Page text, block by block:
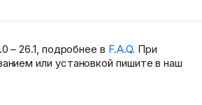
– 26.1, подробнее в F.A.Q. При
или установкой пишите в наш